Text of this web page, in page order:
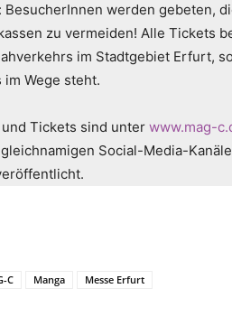
werden gebeten,
zu vermeiden! Alle Tickets
im Stadtgebiet Erfurt,
Wege steht.
Tickets sind unter www.mag-
Social-Media-
C Manga Messe Erfurt